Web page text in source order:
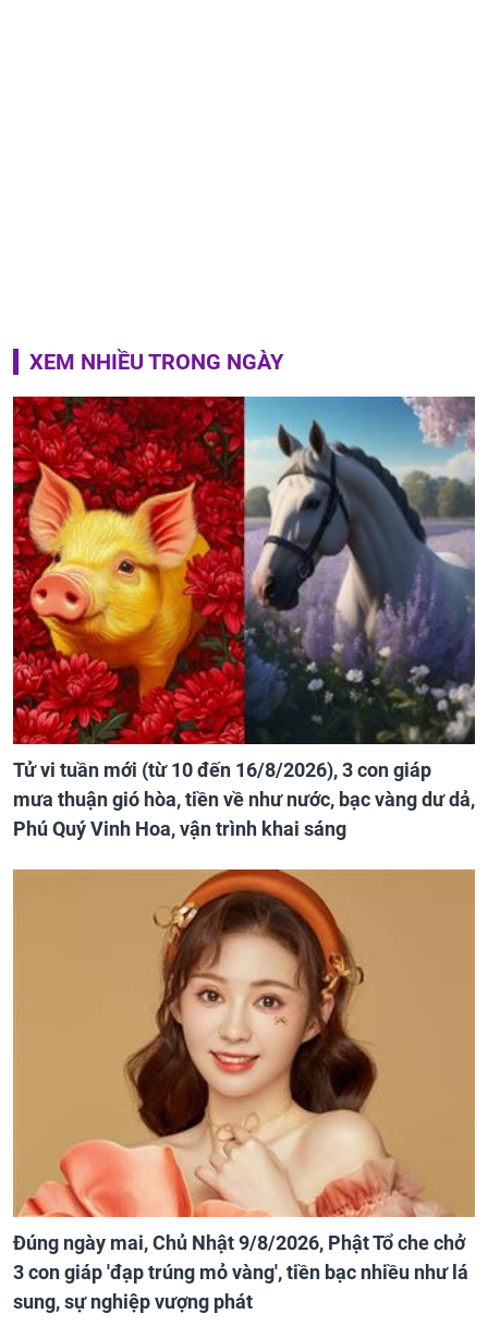
XEM NHIỀU TRONG NGÀY
Tử vi tuần mới (từ 10 đến 16/8/2026), 3 con giáp
mưa thuận gió hòa, tiền về như nước, bạc vàng dư dả,
Phú Quý Vinh Hoa, vận trình khai sáng
Đúng ngày mai, Chủ Nhật 9/8/2026, Phật Tổ che chở
3 con giáp 'đạp trúng mỏ vàng', tiền bạc nhiều như lá
sung, sự nghiệp vượng phát